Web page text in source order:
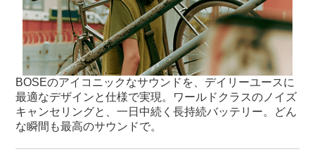
BOSEのアイコニックなサウンドを、デイリーユースに
最適なデザインと仕様で実現。ワールドクラスのノイズ
キャンセリングと、一日中続く長持続バッテリー。どん
な瞬間も最高のサウンドで。